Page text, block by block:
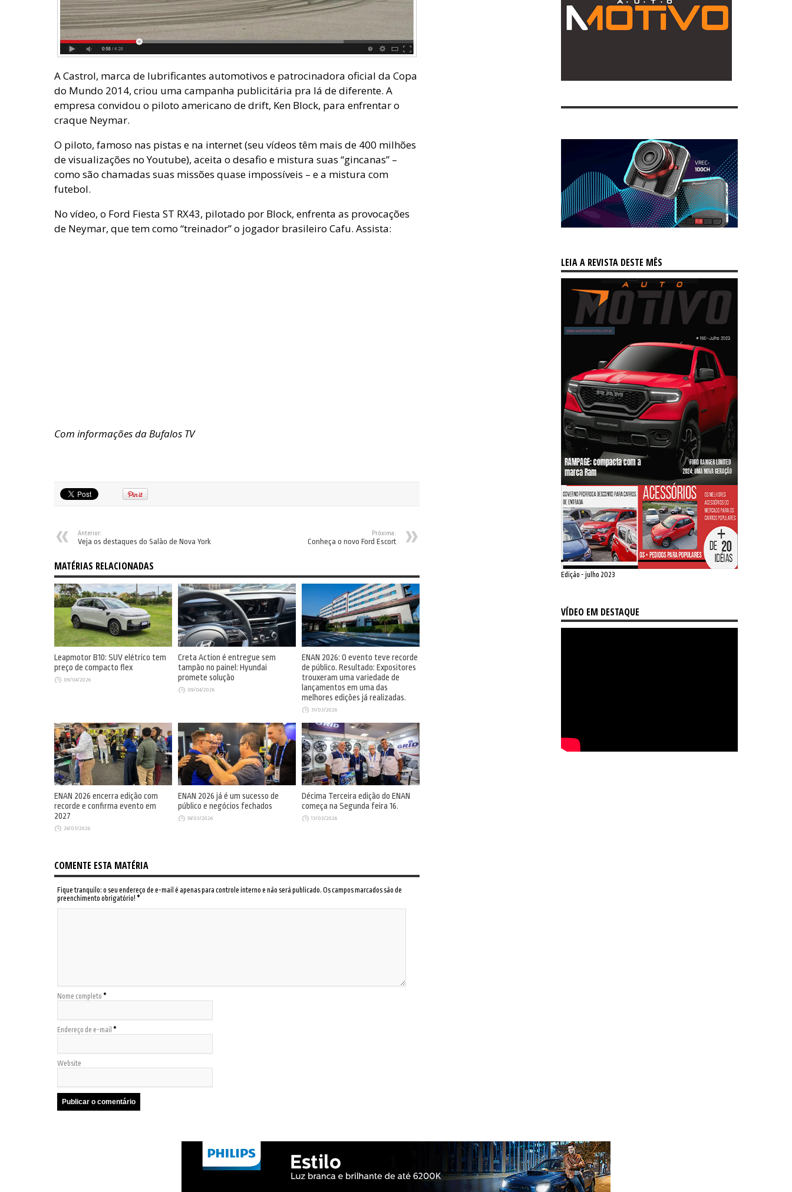
A Castrol, marca de lubrificantes automotivos e patrocinadora oficial da Copa
do Mundo 2014, criou uma campanha publicitária pra lá de diferente. A
empresa convidou o piloto americano de drift, Ken Block, para enfrentar o
craque Neymar.
O piloto, famoso nas pistas e na internet (seu vídeos têm mais de 400 milhões
de visualizações no Youtube), aceita o desafio e mistura suas “gincanas” –
como são chamadas suas missões quase impossíveis – e a mistura com
futebol.
No vídeo, o Ford Fiesta ST RX43, pilotado por Block, enfrenta as provocações
de Neymar, que tem como “treinador” o jogador brasileiro Cafu. Assista:
Com informações da Bufalos TV
Anterior:
Veja os destaques do Salão de Nova York
Próxima:
Conheça o novo Ford Escort
MATÉRIAS RELACIONADAS
Leapmotor B10: SUV elétrico tem
preço de compacto flex
09/04/2026
Creta Action é entregue sem
tampão no painel: Hyundai
promete solução
09/04/2026
ENAN 2026: O evento teve recorde
de público. Resultado: Expositores
trouxeram uma variedade de
lançamentos em uma das
melhores edições já realizadas.
31/03/2026
ENAN 2026 encerra edição com
recorde e confirma evento em
2027
26/03/2026
ENAN 2026 já é um sucesso de
público e negócios fechados
18/03/2026
Décima Terceira edição do ENAN
começa na Segunda feira 16.
13/03/2026
COMENTE ESTA MATÉRIA
Fique tranquilo: o seu endereço de e-mail é apenas para controle interno e não será publicado. Os campos marcados são de
preenchimento obrigatório! *
Nome completo *
Endereço de e-mail *
Website
LEIA A REVISTA DESTE MÊS
Edição - julho 2023
VÍDEO EM DESTAQUE